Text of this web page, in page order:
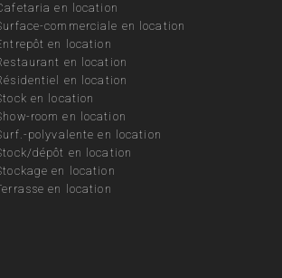
en location
commerciale en location
en location
en location
en location
en location
room en location
polyvalente en location
dépôt en location
en location
en location